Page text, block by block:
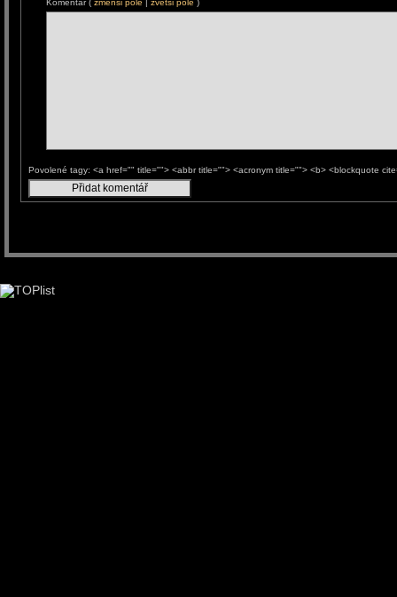
Komentář ( zmenši pole zvětši pole )
Povolené tagy: <a href="" title=""> <abbr title=""> <acronym title=""> <b> <blockquote